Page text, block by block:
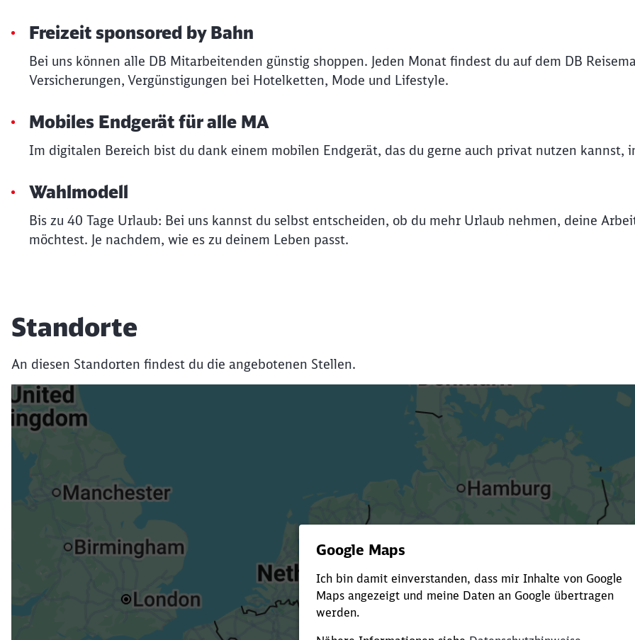
Freizeit sponsored by Bahn
Bei uns können alle DB Mitarbeitenden günstig shoppen. Jeden Monat findest du auf dem DB
Versicherungen, Vergünstigungen bei Hotelketten, Mode und Lifestyle.
Mobiles Endgerät für alle MA
Im digitalen Bereich bist du dank einem mobilen Endgerät, das du gerne auch privat nutzen kannst,
Wahlmodell
Bis zu 40 Tage Urlaub: Bei uns kannst du selbst entscheiden, ob du mehr Urlaub nehmen, deine
möchtest. Je nachdem, wie es zu deinem Leben passt.
Standorte
An diesen Standorten findest du die angebotenen Stellen.
Es dauert dir zu lange?